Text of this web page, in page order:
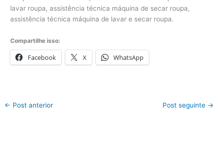
Compartilhe isso:
Facebook X WhatsApp
← Post anterior Post seguinte →